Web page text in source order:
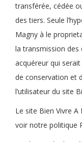
transférée, cédée
des tiers. Seule
Magny à le
la transmission des
acquéreur qui
de conservation et
l’utilisateur du site
Le site Bien Vivre
voir notre politique